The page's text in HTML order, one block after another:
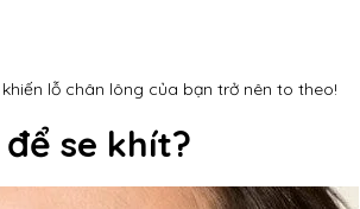
lỗ chân lông của bạn trở nên to theo!
se khít?